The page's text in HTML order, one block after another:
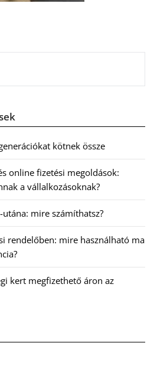
kötnek össze
online fizetési megoldások:
a vállalkozásoknak?
mire számíthatsz?
rendelőben: mire használható ma
kert megfizethető áron az